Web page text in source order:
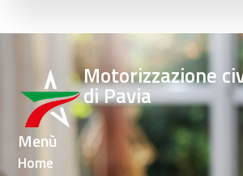
Motorizzazione
di Pavia
Menù
Home